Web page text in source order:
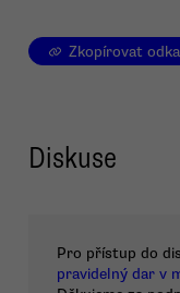
Zkopírovat
Diskuse
Pro přístup do
pravidelný dar v